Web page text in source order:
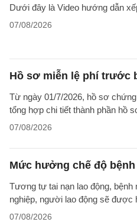
Dưới đây là Video hướng dẫn
07/08/2026
Hồ sơ miễn lệ phí trước
Từ ngày 01/7/2026, hồ sơ
tổng hợp chi tiết thành phần hồ
07/08/2026
Mức hưởng chế độ
Tương tự tai nạn lao động, bệnh
nghiệp, người lao động sẽ được
07/08/2026